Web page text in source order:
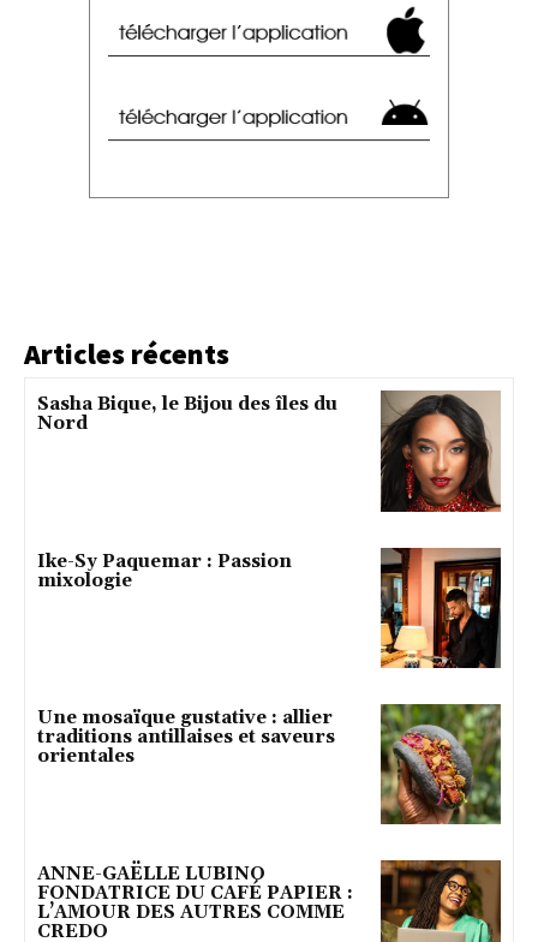
Articles récents
Sasha Bique, le Bijou des îles du
Nord
Ike-Sy Paquemar : Passion
mixologie
Une mosaïque gustative : allier
traditions antillaises et saveurs
orientales
ANNE-GAËLLE LUBINO
FONDATRICE DU CAFÉ PAPIER :
L’AMOUR DES AUTRES COMME
CREDO